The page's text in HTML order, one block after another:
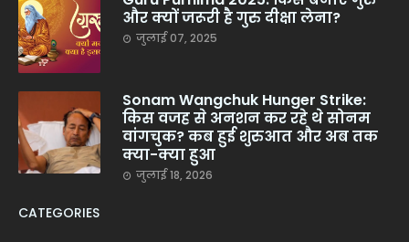
और क्यों जरूरी है गुरु दीक्षा लेना?
जुलाई 07, 2025
Sonam Wangchuk Hunger Strike:
किस वजह से अनशन कर रहे थे सोनम
वांगचुक? कब हुई शुरुआत और अब तक
क्या-क्या हुआ
जुलाई 18, 2026
CATEGORIES